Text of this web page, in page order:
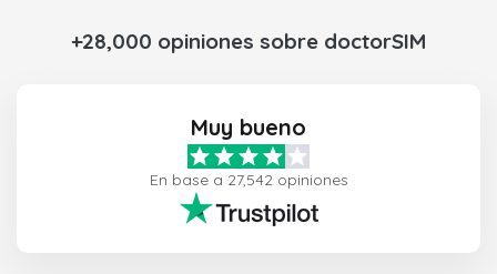
+28,000 opiniones sobre doctorSIM
Muy bueno
En base a 27,542 opiniones